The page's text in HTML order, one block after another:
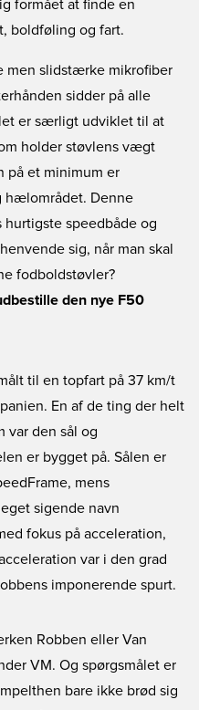
formået at finde en
boldføling og fart.
men slidstærke mikrofiber
sidder på alle
er særligt udviklet til at
holder støvlens vægt
på et minimum er
hælområdet. Denne
speedbåde og
sig, når man skal
fodboldstøvler?
den nye F50
til en topfart på 37 km/t
En af de ting der helt
var den sål og
er bygget på. Sålen er
mens
sigende navn
fokus på acceleration,
var i den grad
imponerende spurt.
Robben eller Van
VM. Og spørgsmålet er
bare ikke brød sig